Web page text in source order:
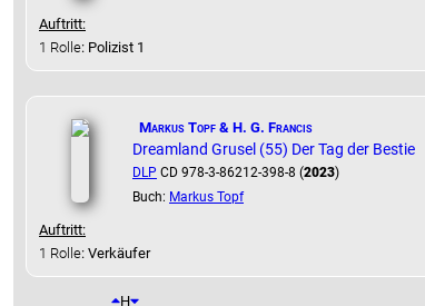
Auftritt:
1 Rolle: Polizist 1
Markus Topf & H. G. Francis
Dreamland Grusel (55) Der Tag der Bestie
DLP CD 978-3-86212-398-8 (2023)
Buch: Markus Topf
Auftritt:
1 Rolle: Verkäufer
H